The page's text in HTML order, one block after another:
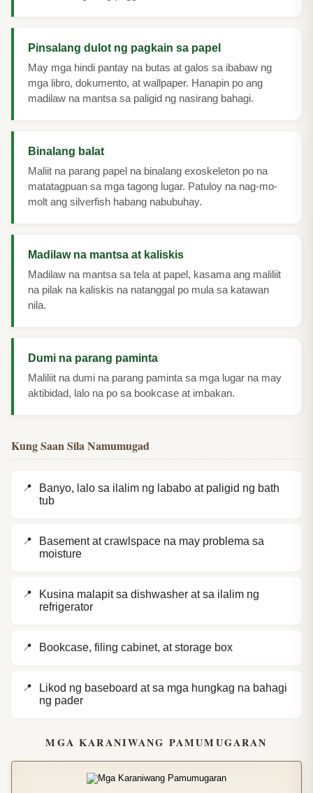
Pinsalang dulot ng pagkain sa papel
May mga hindi pantay na butas at galos sa ibabaw ng
mga libro, dokumento, at wallpaper. Hanapin po ang
madilaw na mantsa sa paligid ng nasirang bahagi.
Binalang balat
Maliit na parang papel na binalang exoskeleton po na
matatagpuan sa mga tagong lugar. Patuloy na nag-mo-
molt ang silverfish habang nabubuhay.
Madilaw na mantsa at kaliskis
Madilaw na mantsa sa tela at papel, kasama ang maliliit
na pilak na kaliskis na natanggal po mula sa katawan
nila.
Dumi na parang paminta
Maliliit na dumi na parang paminta sa mga lugar na may
aktibidad, lalo na po sa bookcase at imbakan.
Kung Saan Sila Namumugad
Banyo, lalo sa ilalim ng lababo at paligid ng bath
tub
Basement at crawlspace na may problema sa
moisture
Kusina malapit sa dishwasher at sa ilalim ng
refrigerator
Bookcase, filing cabinet, at storage box
Likod ng baseboard at sa mga hungkag na bahagi
ng pader
MGA KARANIWANG PAMUMUGARAN